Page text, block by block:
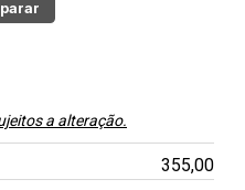
a alteração.
355,00